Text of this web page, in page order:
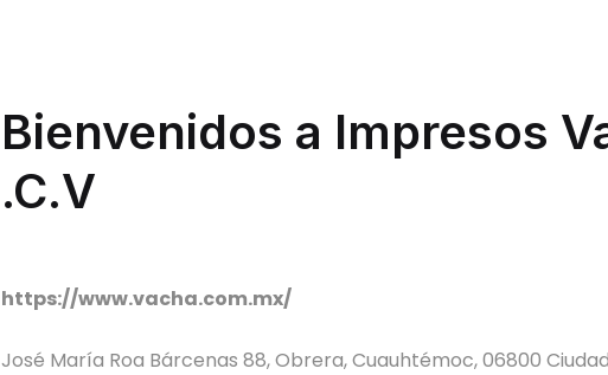
Bienvenidos a Impresos
.C.V
https://www.vacha.com.mx/
José María Roa Bárcenas 88, Obrera, Cuauhtémoc, 06800